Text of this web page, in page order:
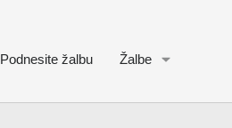
Podnesite žalbu Žalbe